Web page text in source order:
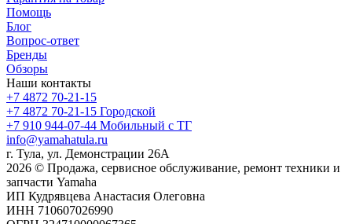
Помощь
Блог
Вопрос-ответ
Бренды
Обзоры
Наши контакты
+7 4872 70-21-15
+7 4872 70-21-15 Городской
+7 910 944-07-44 Мобильный с ТГ
info@yamahatula.ru
г. Тула, ул. Демонстрации 26А
2026 © Продажа, сервисное обслуживание, ремонт техники и
запчасти Yamaha
ИП Кудрявцева Анастасия Олеговна
ИНН 710607026990